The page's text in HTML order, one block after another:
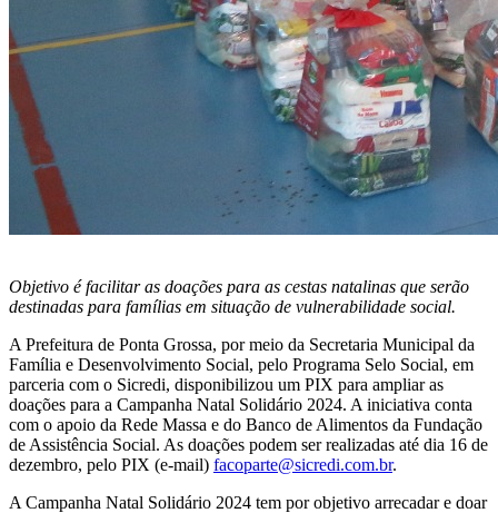
Objetivo é facilitar as doações para as cestas natalinas que serão
destinadas para famílias em situação de vulnerabilidade social.
A Prefeitura de Ponta Grossa, por meio da Secretaria Municipal da
Família e Desenvolvimento Social, pelo Programa Selo Social, em
parceria com o Sicredi, disponibilizou um PIX para ampliar as
doações para a Campanha Natal Solidário 2024. A iniciativa conta
com o apoio da Rede Massa e do Banco de Alimentos da Fundação
de Assistência Social. As doações podem ser realizadas até dia 16 de
dezembro, pelo PIX (e-mail) facoparte@sicredi.com.br.
A Campanha Natal Solidário 2024 tem por objetivo arrecadar e doar